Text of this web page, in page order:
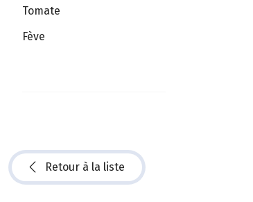
Tomate
Fève
Retour à la liste